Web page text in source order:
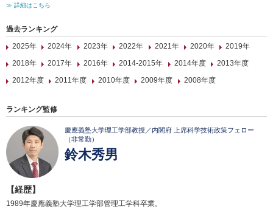
≫ 詳細はこちら
過去ランキング
2025年
2024年 2023年 2022年 2021年 2020年
2019年
2018年
2017年 2016年 2014-2015年 2014年度
2013年度
2012年度
2011年度 2010年度 2009年度 2008年度
ランキング監修
慶應義塾大学理工学部教授／内閣府 上席科学技術政策フェロー
（非常勤）
鈴木秀男
【経歴】
1989年慶應義塾大学理工学部管理工学科卒業。